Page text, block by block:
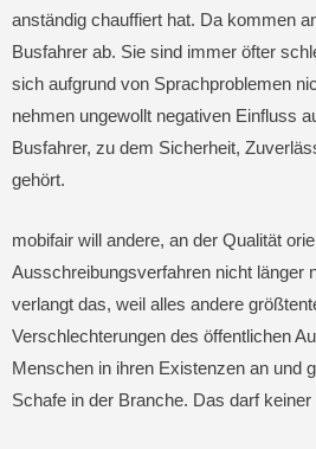
anständig chauffiert hat. Da kommen
Busfahrer ab. Sie sind immer öfter
sich aufgrund von Sprachproblemen
nehmen ungewollt negativen Einfluss
Busfahrer, zu dem Sicherheit,
gehört.
mobifair will andere, an der Qualität
Ausschreibungsverfahren nicht länger
verlangt das, weil alles andere
Verschlechterungen des öffentlichen
Menschen in ihren Existenzen an und
Schafe in der Branche. Das darf keiner